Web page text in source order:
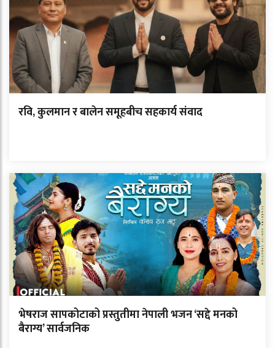
रवि, कुलमान र बालेन समूहबीच सहकार्य संवाद
भेषराज सापकोटाको प्रस्तुतीमा नेपाली भजन ‘सद्दे मनको
बैराग्य’ सार्वजनिक